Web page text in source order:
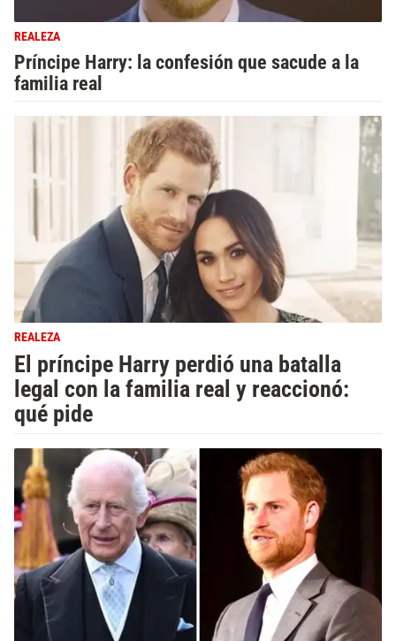
REALEZA
Príncipe Harry: la confesión que sacude a la
familia real
REALEZA
El príncipe Harry perdió una batalla
legal con la familia real y reaccionó:
qué pide